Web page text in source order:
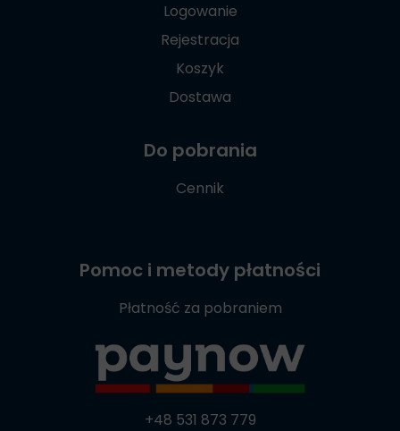
Logowanie
Rejestracja
Koszyk
Dostawa
Do pobrania
Cennik
Pomoc i metody płatności
Płatność za pobraniem
+48 531 873 779